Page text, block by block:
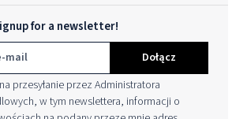
for a newsletter!
Dołącz
przesyłanie przez Administratora
w tym newslettera, informacji o